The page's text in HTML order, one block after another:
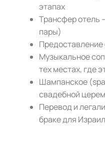
этапах
Трансфер отель
пары)
Предоставление
Музыкальное
тех местах, где
Шампанское
свадебной
Перевод и
браке для